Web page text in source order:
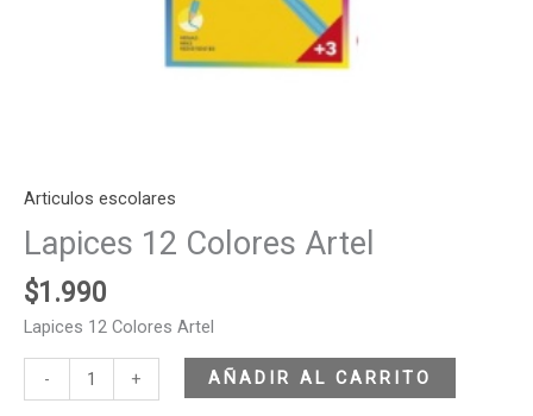
Articulos escolares
Lapices 12 Colores Artel
$1.990
Lapices 12 Colores Artel
- + AÑADIR AL CARRITO